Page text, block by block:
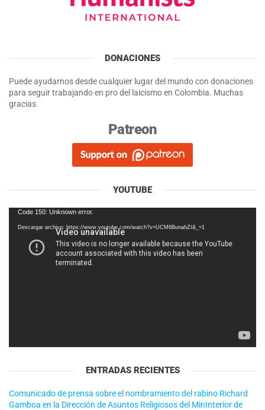
DONACIONES
Puede ayudarnos desde cualquier lugar del mundo con donaciones
para seguir trabajando en pro del laicismo en Colombia. Muchas
gracias.
Patreon
YOUTUBE
Reproductor
Code 150: Unknown error.
Descargar archivo: https://www.youtube.com/watch?v=UCM6BunahZI&_=1
ENTRADAS RECIENTES
Comunicado de prensa sobre el nombramiento del rabino Richard
Gamboa en la Dirección de Asuntos Religiosos del MinInterior de